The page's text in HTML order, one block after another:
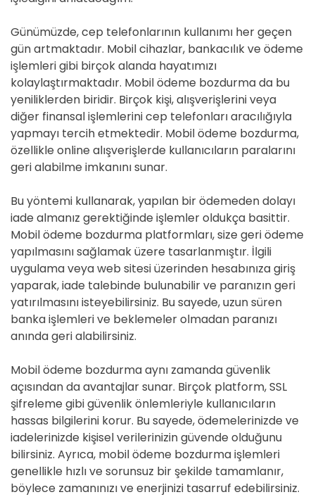
Günümüzde, cep telefonlarının kullanımı her geçen
gün artmaktadır. Mobil cihazlar, bankacılık ve ödeme
işlemleri gibi birçok alanda hayatımızı
kolaylaştırmaktadır. Mobil ödeme bozdurma da bu
yeniliklerden biridir. Birçok kişi, alışverişlerini veya
diğer finansal işlemlerini cep telefonları aracılığıyla
yapmayı tercih etmektedir. Mobil ödeme bozdurma,
özellikle online alışverişlerde kullanıcıların paralarını
geri alabilme imkanını sunar.
Bu yöntemi kullanarak, yapılan bir ödemeden dolayı
iade almanız gerektiğinde işlemler oldukça basittir.
Mobil ödeme bozdurma platformları, size geri ödeme
yapılmasını sağlamak üzere tasarlanmıştır. İlgili
uygulama veya web sitesi üzerinden hesabınıza giriş
yaparak, iade talebinde bulunabilir ve paranızın geri
yatırılmasını isteyebilirsiniz. Bu sayede, uzun süren
banka işlemleri ve beklemeler olmadan paranızı
anında geri alabilirsiniz.
Mobil ödeme bozdurma aynı zamanda güvenlik
açısından da avantajlar sunar. Birçok platform, SSL
şifreleme gibi güvenlik önlemleriyle kullanıcıların
hassas bilgilerini korur. Bu sayede, ödemelerinizde ve
iadelerinizde kişisel verilerinizin güvende olduğunu
bilirsiniz. Ayrıca, mobil ödeme bozdurma işlemleri
genellikle hızlı ve sorunsuz bir şekilde tamamlanır,
böylece zamanınızı ve enerjinizi tasarruf edebilirsiniz.